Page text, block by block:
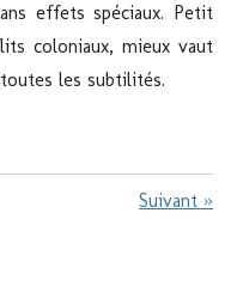
effets spéciaux. Petit
coloniaux, mieux vaut
les subtilités.
Suivant »